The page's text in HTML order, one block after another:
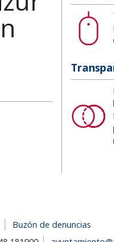
Buzón de denuncias